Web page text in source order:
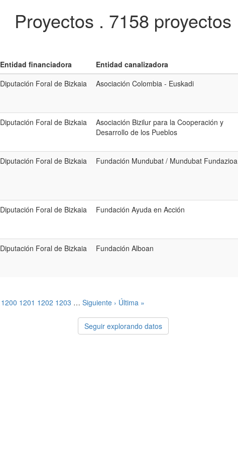
Proyectos . 7158 proyectos
Entidad financiadora Entidad canalizadora
Diputación Foral de Bizkaia Asociación Colombia - Euskadi
Diputación Foral de Bizkaia
Asociación Bizilur para la Cooperación y
Desarrollo de los Pueblos
Diputación Foral de Bizkaia Fundación Mundubat / Mundubat Fundazioa
Diputación Foral de Bizkaia Fundación Ayuda en Acción
Diputación Foral de Bizkaia Fundación Alboan
1200 1201 1202 1203 … Siguiente › Última »
Seguir explorando datos